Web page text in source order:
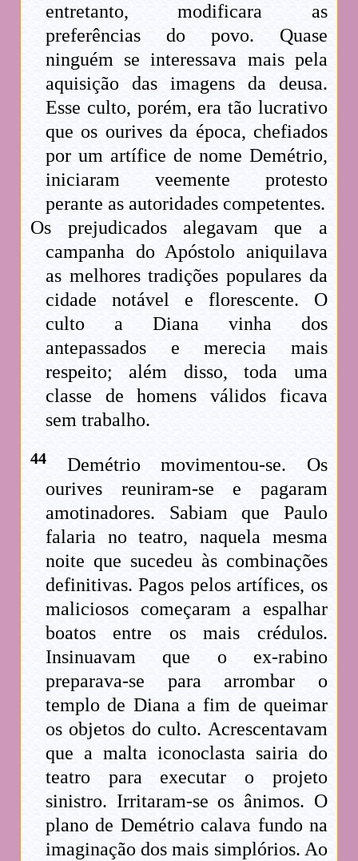
entretanto, modificara as
preferências do povo. Quase
ninguém se interessava mais pela
aquisição das imagens da deusa.
Esse culto, porém, era tão lucrativo
que os ourives da época, chefiados
por um artífice de nome Demétrio,
iniciaram veemente protesto
perante as autoridades competentes.
Os prejudicados alegavam que a
campanha do Apóstolo aniquilava
as melhores tradições populares da
cidade notável e florescente. O
culto a Diana vinha dos
antepassados e merecia mais
respeito; além disso, toda uma
classe de homens válidos ficava
sem trabalho.
44 Demétrio movimentou-se. Os
ourives reuniram-se e pagaram
amotinadores. Sabiam que Paulo
falaria no teatro, naquela mesma
noite que sucedeu às combinações
definitivas. Pagos pelos artífices, os
maliciosos começaram a espalhar
boatos entre os mais crédulos.
Insinuavam que o ex-rabino
preparava-se para arrombar o
templo de Diana a fim de queimar
os objetos do culto. Acrescentavam
que a malta iconoclasta sairia do
teatro para executar o projeto
sinistro. Irritaram-se os ânimos. O
plano de Demétrio calava fundo na
imaginação dos mais simplórios. Ao